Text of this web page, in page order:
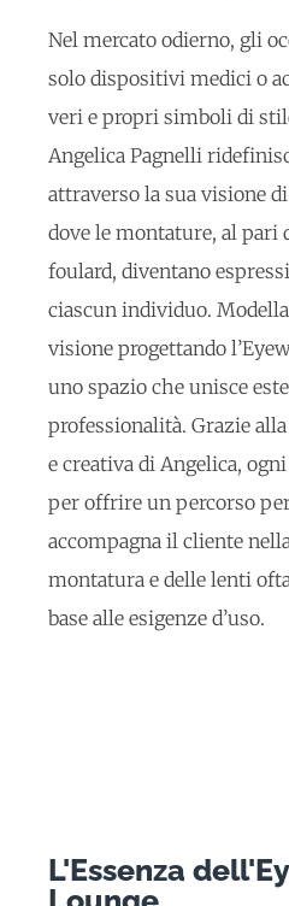
Nel mercato odierno, gli
solo dispositivi medici o
veri e propri simboli di
Angelica Pagnelli
attraverso la sua visione
dove le montature, al pari
foulard, diventano
ciascun individuo.
visione progettando
uno spazio che unisce
professionalità. Grazie
e creativa di Angelica,
per offrire un percorso
accompagna il cliente
montatura e delle lenti
base alle esigenze d’uso.
L'Essenza